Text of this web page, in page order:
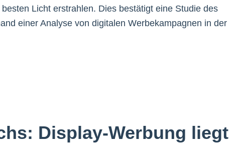
Licht erstrahlen. Dies bestätigt eine Studie des
einer Analyse von digitalen Werbekampagnen in der
Display-Werbung liegt